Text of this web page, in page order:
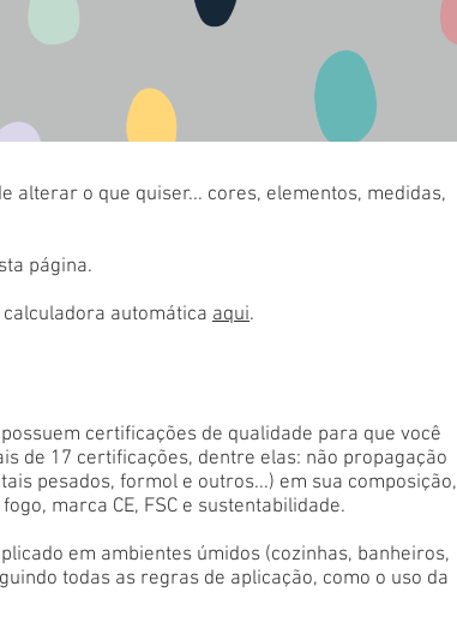
alterar o que quiser... cores, elementos, medidas,
página.
automática aqui.
certificações de qualidade para que você
de 17 certificações, dentre elas: não propagação
pesados, formol e outros...) em sua composição,
marca CE, FSC e sustentabilidade.
em ambientes úmidos (cozinhas, banheiros,
todas as regras de aplicação, como o uso da